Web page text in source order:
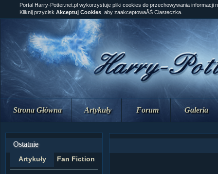
Strona Główna Artykuły Forum Galeria
Ostatnie
Artykuły Fan Fiction
Portal Harry-Potter.net.pl wykorzystuje pliki cookies do przechowywania informacji
Kliknij przycisk Akceptuj Cookies , aby zaakceptowaĂŚ Ciasteczka.